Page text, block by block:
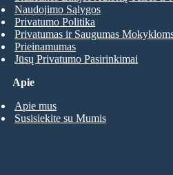
Apie
Apie mus
Susisiekite su Mumis
Naudojimo Sąlygos
Privatumo Politika
Privatumas ir Saugumas
Prieinamumas
Jūsų Privatumo Pasirinkimai